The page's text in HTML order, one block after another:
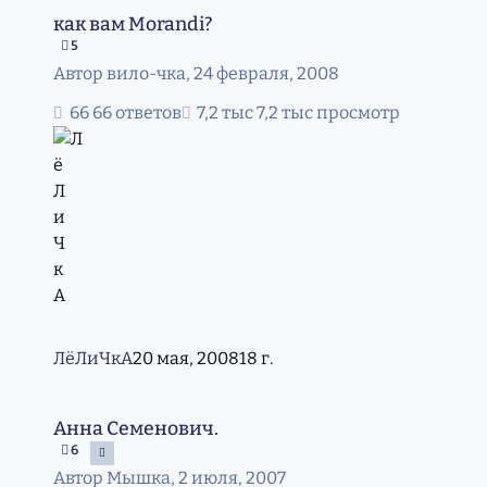
как вам Morandi?
5
Автор вило-чка, 24 февраля, 2008
66 ответов
7,2 тыс просмотр
ЛёЛиЧкА20 мая, 200818 г.
Анна Семенович.
6
Автор Мышка, 2 июля, 2007